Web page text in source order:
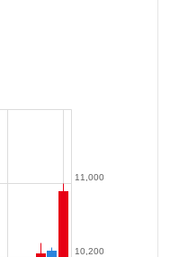
10,200
11,000